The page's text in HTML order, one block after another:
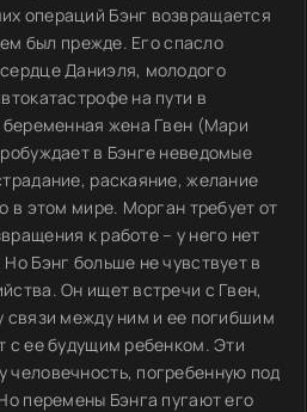
операций Бэнг возвращается
был прежде. Его спасло
Даниэля, молодого
на пути в
беременная жена Гвен (Мари
в Бэнге неведомые
раскаяние, желание
в этом мире. Морган требует от
к работе – у него нет
Бэнг больше не чувствует в
Он ищет встречи с Гвен,
связи между ним и ее погибшим
с ее будущим ребенком. Эти
человечность, погребенную под
перемены Бэнга пугают его